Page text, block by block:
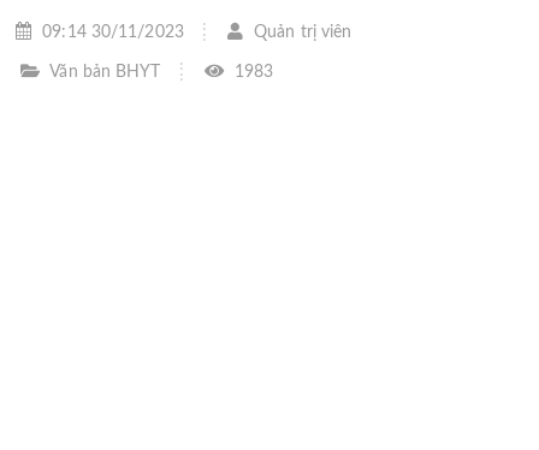
09:14 30/11/2023 Quản trị viên
Văn bản BHYT 1983